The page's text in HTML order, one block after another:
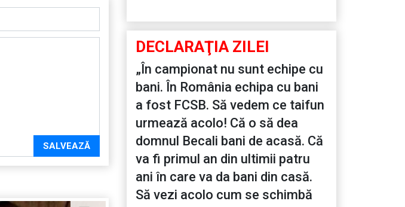
SALVEAZĂ
DECLARAŢIA ZILEI
„În campionat nu sunt echipe cu
bani. În România echipa cu bani
a fost FCSB. Să vedem ce taifun
urmează acolo! Că o să dea
domnul Becali bani de acasă. Că
va fi primul an din ultimii patru
ani în care va da bani din casă.
Să vezi acolo cum se schimbă